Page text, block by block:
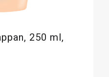
250 ml,